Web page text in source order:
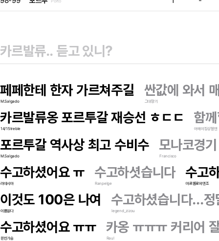
페페한테 한자 가르쳐주길
M.Salgado
싼값에 와서
그대향기
카르발류옹 포르투갈 재승선 ㅎㄷㄷ
14/15treble
함
어메이징상철맨
포르투갈 역사상 최고 수비수
M.Salgado
모나코경
Francisco
수고하셨어요 ㅠ
라데시마
수고하셧습니다
Ranpelge
수고
마르셀로와엔조
이것도 100은 나여
이름없다
수고하셨습니다...정
legend_zizou
수고하셨어요 ㅠㅠ
원빈가슴
카옹 ㅠㅠㅠ 커리어
Raul